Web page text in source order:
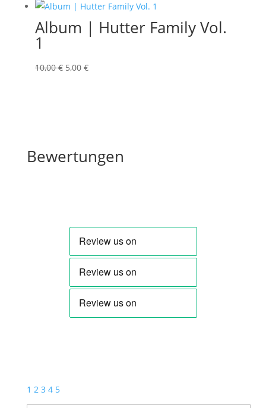
Album | Hutter Family Vol.
1
10,00€ Ursprünglicher
5,00 €Aktueller
Bewertungen
1 2 3 4 5